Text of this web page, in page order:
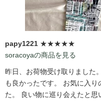
papy1221 ★★★★★
soracoyaの商品を見る
昨日、お荷物受け取りました
も良かったです。 お気に入り
た。 良い物に巡り会えたと思